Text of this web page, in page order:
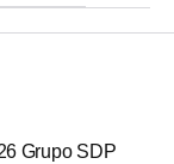
Grupo SDP